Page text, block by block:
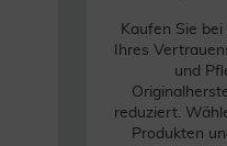
Kaufen Sie
Ihres
und
reduziert.
Produkten